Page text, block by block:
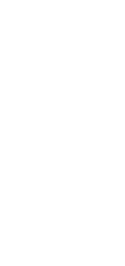
altri mezzi di